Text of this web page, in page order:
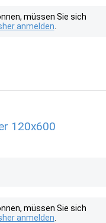
müssen Sie sich
anmelden
120x600
müssen Sie sich
anmelden